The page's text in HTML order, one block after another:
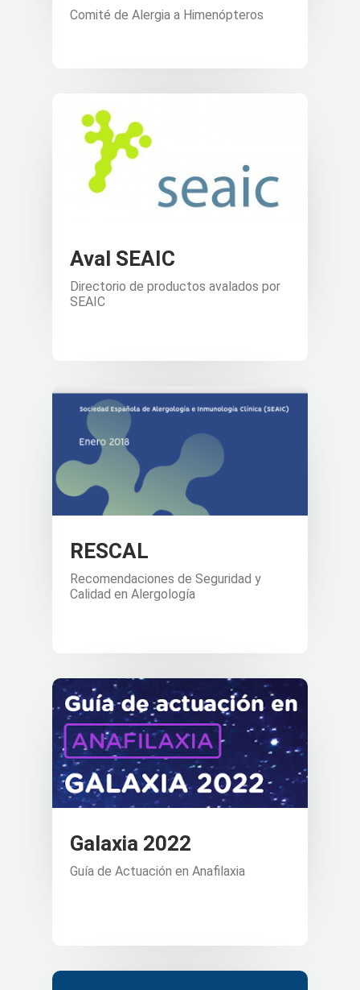
Comité de Alergia a Himenópteros
Aval SEAIC
Directorio de productos avalados por
SEAIC
RESCAL
Recomendaciones de Seguridad y
Calidad en Alergología
Galaxia 2022
Guía de Actuación en Anafilaxia